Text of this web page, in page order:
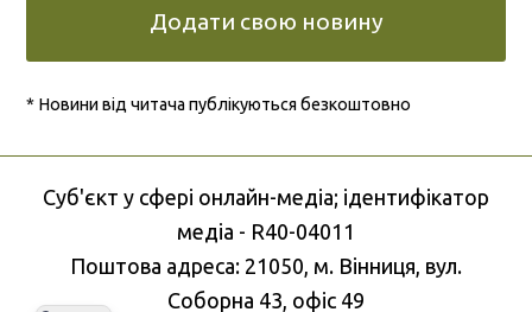
Додати свою новину
* Новини від читача публікуються безкоштовно
Cуб'єкт у сфері онлайн-медіа; ідентифікатор
медіа - R40-04011
Поштова адреса: 21050, м. Вінниця, вул.
Соборна 43, офіс 49